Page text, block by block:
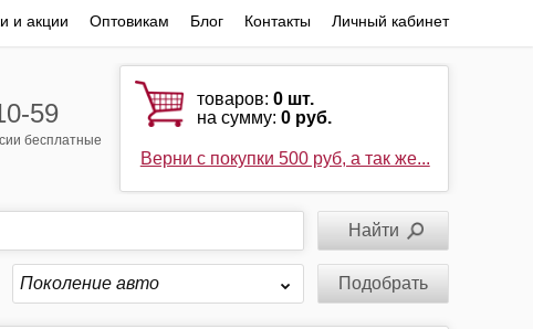
и акции Оптовикам Блог Контакты Личный кабинет
59
бесплатные
товаров:0 шт.
на сумму:0 руб.
Верни с покупки 500 руб, а так же...
Поколение авто Подобрать